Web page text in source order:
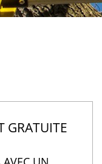
GRATUITE